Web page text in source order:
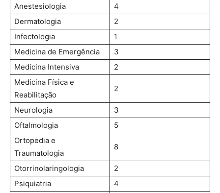
Anestesiologia
4
Dermatologia
2
Infectologia
1
Medicina de Emergência
3
Medicina Intensiva
2
Medicina Física e
Reabilitação
2
Neurologia
3
Oftalmologia
5
Ortopedia e
Traumatologia
8
Otorrinolaringologia
2
Psiquiatria
4